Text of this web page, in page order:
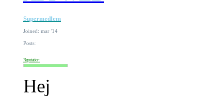
Supermedlem
Joined: mar '14
Posts:
Reputation:
Hej